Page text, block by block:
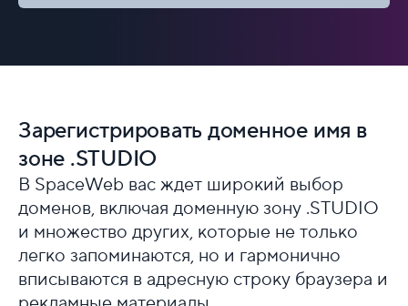
Зарегистрировать доменное имя в
зоне .STUDIO
В SpaceWeb вас ждет широкий выбор
доменов, включая доменную зону .STUDIO
и множество других, которые не только
легко запоминаются, но и гармонично
вписываются в адресную строку браузера и